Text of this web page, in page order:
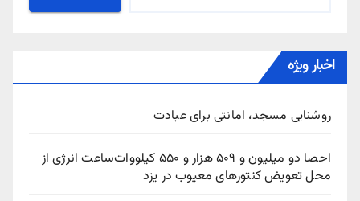
اخبار ویژه
روشنایی مسجد، امانتی برای عبادت
احصا دو میلیون و ۵۰۹ هزار و ۵۵۰ کیلووات‌ساعت انرژی از
محل تعویض کنتورهای معیوب در یزد